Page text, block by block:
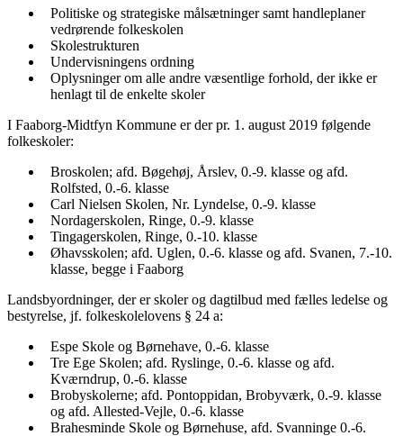
Politiske og strategiske målsætninger samt handleplaner
vedrørende folkeskolen
Skolestrukturen
Undervisningens ordning
Oplysninger om alle andre væsentlige forhold, der ikke er
henlagt til de enkelte skoler
I Faaborg-Midtfyn Kommune er der pr. 1. august 2019 følgende
folkeskoler:
Broskolen; afd. Bøgehøj, Årslev, 0.-9. klasse og afd.
Rolfsted, 0.-6. klasse
Carl Nielsen Skolen, Nr. Lyndelse, 0.-9. klasse
Nordagerskolen, Ringe, 0.-9. klasse
Tingagerskolen, Ringe, 0.-10. klasse
Øhavsskolen; afd. Uglen, 0.-6. klasse og afd. Svanen, 7.-10.
klasse, begge i Faaborg
Landsbyordninger, der er skoler og dagtilbud med fælles ledelse og
bestyrelse, jf. folkeskolelovens § 24 a:
Espe Skole og Børnehave, 0.-6. klasse
Tre Ege Skolen; afd. Ryslinge, 0.-6. klasse og afd.
Kværndrup, 0.-6. klasse
Brobyskolerne; afd. Pontoppidan, Brobyværk, 0.-9. klasse
og afd. Allested-Vejle, 0.-6. klasse
Brahesminde Skole og Børnehuse, afd. Svanninge 0.-6.